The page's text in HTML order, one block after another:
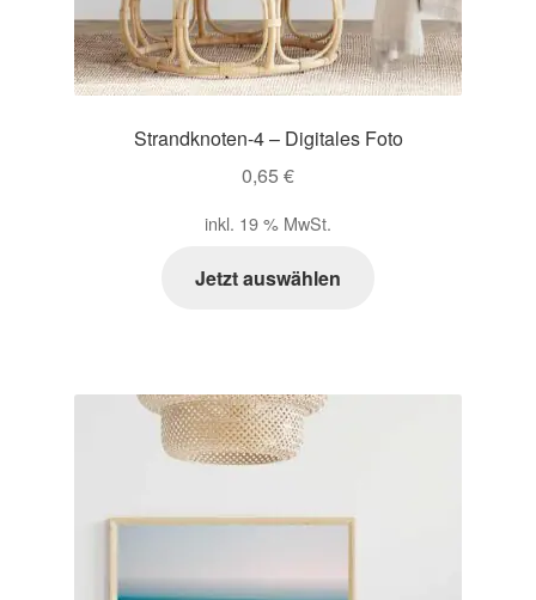
Zahlungsarten im Shop
Strandknoten-4 – Digitales Foto
0,65 €
inkl. 19 % MwSt.
Jetzt auswählen